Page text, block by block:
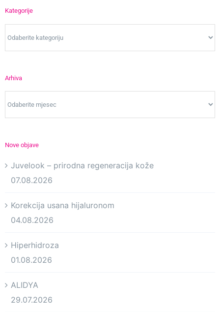
Kategorije
Arhiva
Nove objave
Juvelook – prirodna regeneracija kože
07.08.2026
Korekcija usana hijaluronom
04.08.2026
Hiperhidroza
01.08.2026
ALIDYA
29.07.2026